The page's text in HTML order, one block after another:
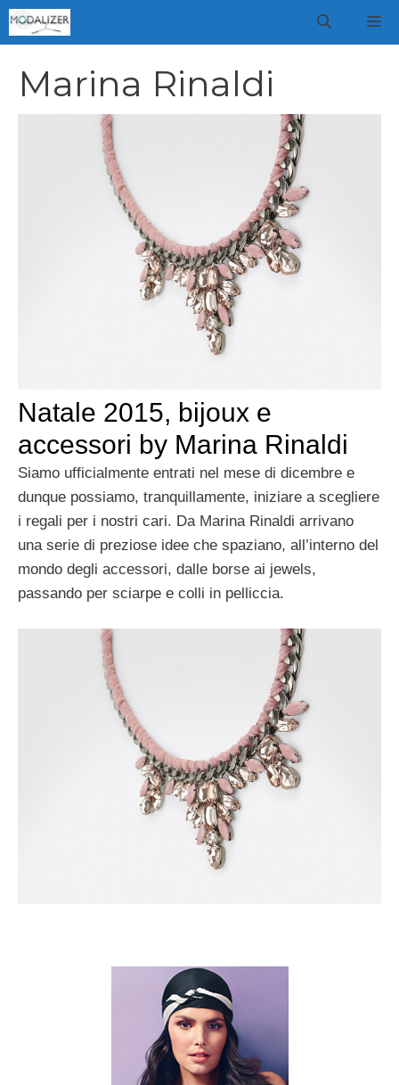
Vai
al
Marina Rinaldi
Natale 2015, bijoux e
accessori by Marina Rinaldi
Siamo ufficialmente entrati nel mese di dicembre e
dunque possiamo, tranquillamente, iniziare a scegliere
i regali per i nostri cari. Da Marina Rinaldi arrivano
una serie di preziose idee che spaziano, all’interno del
mondo degli accessori, dalle borse ai jewels,
passando per sciarpe e colli in pelliccia.